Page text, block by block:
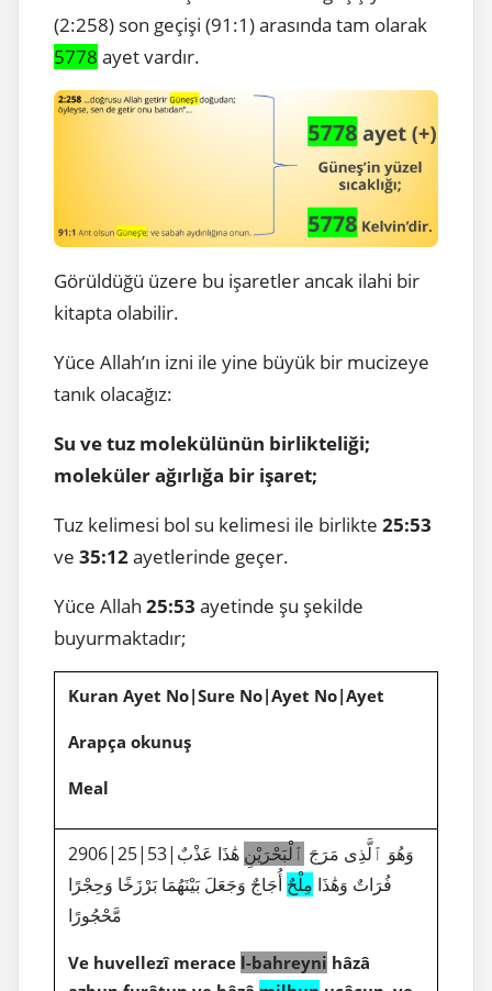
(2:258) son geçişi (91:1) arasında tam olarak
5778 ayet vardır.
Görüldüğü üzere bu işaretler ancak ilahi bir
kitapta olabilir.
Yüce Allah’ın izni ile yine büyük bir mucizeye
tanık olacağız:
Su ve tuz molekülünün birlikteliği;
moleküler ağırlığa bir işaret;
Tuz kelimesi bol su kelimesi ile birlikte 25:53
ve 35:12ayetlerinde geçer.
Yüce Allah 25:53 ayetinde şu şekilde
buyurmaktadır;
Kuran Ayet No|Sure No|Ayet No|Ayet
Arapça okunuş
Meal
2906|25|53|وَهُوَ ٱلَّذِى مَرَجَ ٱلْبَحْرَيْنِ هَٰذَا عَذْبٌ
فُرَاتٌ وَهَٰذَا مِلْحٌ أُجَاجٌ وَجَعَلَ بَيْنَهُمَا بَرْزَخًا وَحِجْرًا
مَّحْجُورًا
Ve huvellezî merace l-bahreyni hâzâ